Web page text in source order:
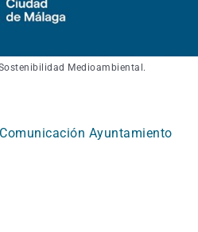
Medioambiental.
Ayuntamiento